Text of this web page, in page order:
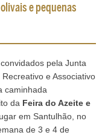
e pequenas
pela Junta
e Associativo
caminhada
da Feira do Azeite e
em Santulhão, no
de 3 e 4 de